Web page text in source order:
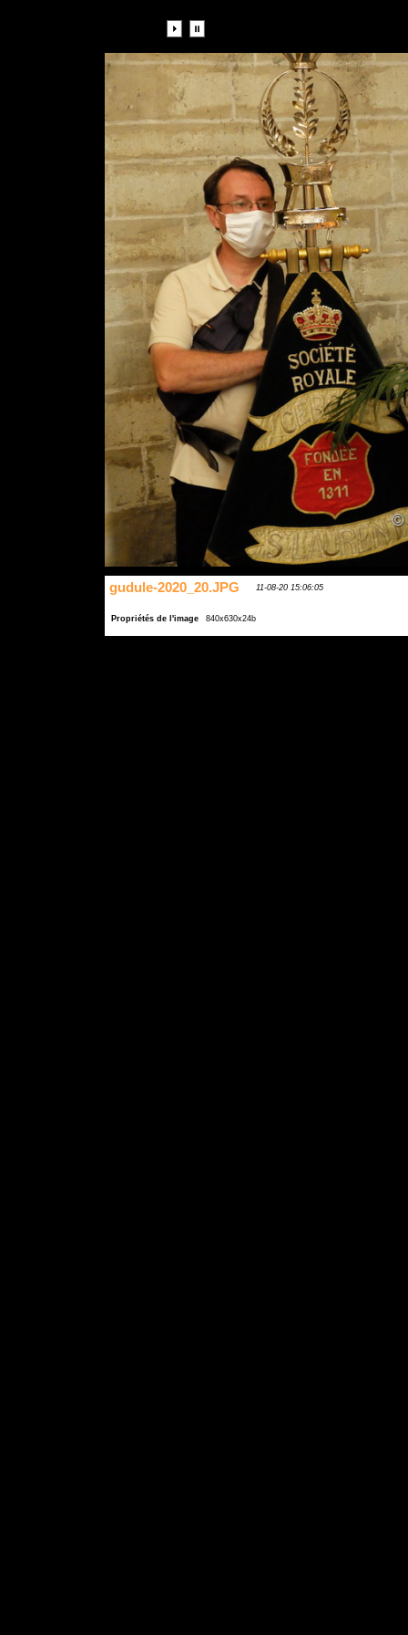
gudule-2020_20.JPG 11-08-20 15:06:05
Propriétés de l'image 840x630x24b